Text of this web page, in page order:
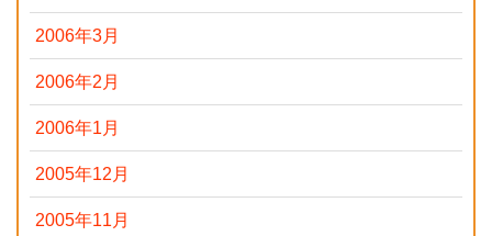
2006年3月
2006年2月
2006年1月
2005年12月
2005年11月